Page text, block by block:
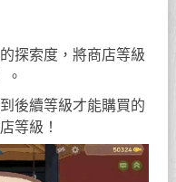
探索度，將商店等級
。
後續等級才能購買的
等級！